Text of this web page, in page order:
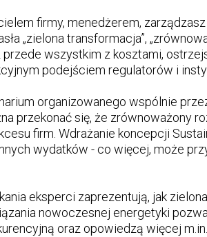
firmy, menedżerem,
„zielona transformacja”,
przede wszystkim z kosztami,
podejściem regulatorów i
organizowanego wspólnie
przekonać się, że zrównoważony
firm. Wdrażanie koncepcji
wydatków - co więcej, może
eksperci zaprezentują, jak
nowoczesnej energetyki
oraz opowiedzą więcej